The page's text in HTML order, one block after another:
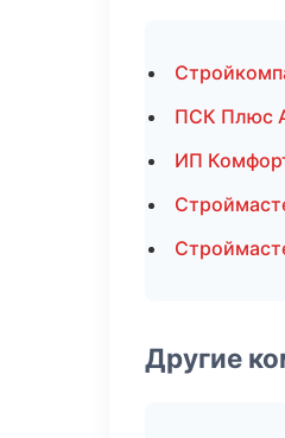
ПСК Плюс
ИП
Другие